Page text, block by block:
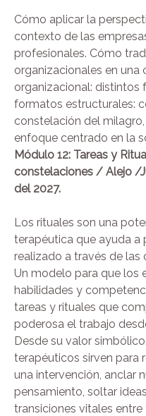
Cómo aplicar la
contexto de las
profesionales. Cómo
organizacionales en una
organizacional: distintos
formatos estructurales:
constelación del
enfoque centrado en la
Módulo 12: Tareas y
constelaciones / Alejo /
del 2027.
Los rituales son una
terapéutica que ayuda a
realizado a través de las
Un modelo para que los
habilidades y
tareas y rituales que
poderosa el trabajo
Desde su valor
terapéuticos sirven para
una intervención, anclar
pensamiento, soltar
transiciones vitales entre